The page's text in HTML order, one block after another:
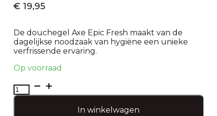
€ 19,95
De douchegel Axe Epic Fresh maakt van de
dagelijkse noodzaak van hygiëne een unieke
verfrissende ervaring.
Op voorraad
AXE
Epic
In winkelwagen